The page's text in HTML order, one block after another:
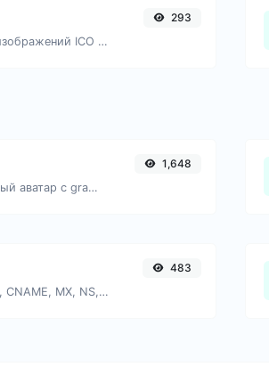
Легко конвертируйте файлы изображений ICO в JPG.
293
Получите глобально признанный аватар с gravatar.com для любого адреса электронной почты.
1,648
Найдите DNS-записи A, AAAA, CNAME, MX, NS, TXT, SOA хоста.
483